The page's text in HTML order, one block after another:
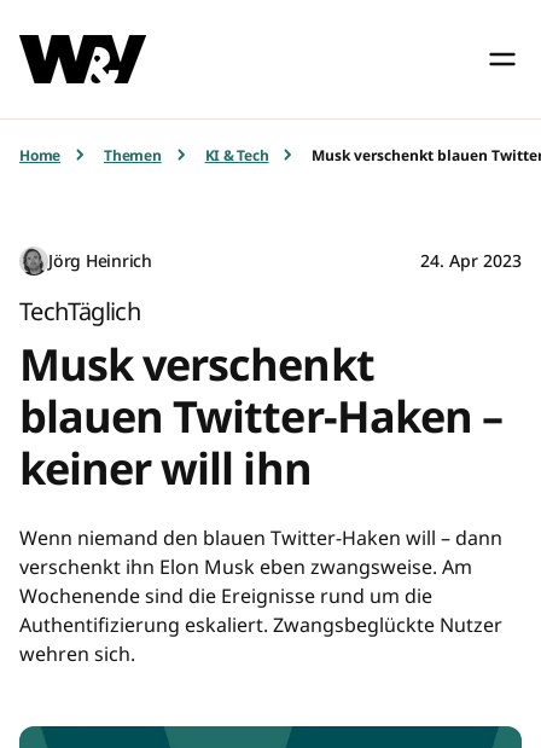
Home Themen KI & Tech Musk verschenkt blauen
Jörg Heinrich 24. Apr 2023
TechTäglich
Musk verschenkt
blauen Twitter-Haken –
keiner will ihn
Wenn niemand den blauen Twitter-Haken will – dann
verschenkt ihn Elon Musk eben zwangsweise. Am
Wochenende sind die Ereignisse rund um die
Authentifizierung eskaliert. Zwangsbeglückte Nutzer
wehren sich.